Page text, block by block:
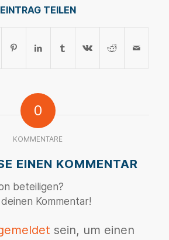
EINTRAG TEILEN
0
KOMMENTARE
EINEN KOMMENTAR
beteiligen?
Kommentar!
sein, um einen